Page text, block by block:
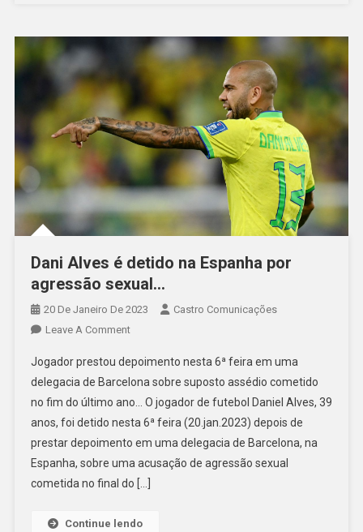
Dani Alves é detido na Espanha por
agressão sexual…
20 De Janeiro De 2023
Castro Comunicações
Leave A Comment
Jogador prestou depoimento nesta 6ª feira em uma
delegacia de Barcelona sobre suposto assédio cometido
no fim do último ano… O jogador de futebol Daniel Alves, 39
anos, foi detido nesta 6ª feira (20.jan.2023) depois de
prestar depoimento em uma delegacia de Barcelona, na
Espanha, sobre uma acusação de agressão sexual
cometida no final do […]
Continue lendo